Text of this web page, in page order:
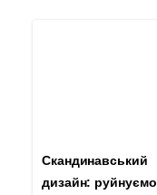
Скандинавський
дизайн: руйнуємо